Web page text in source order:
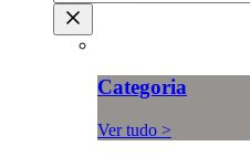
Categoria
Ver tudo >